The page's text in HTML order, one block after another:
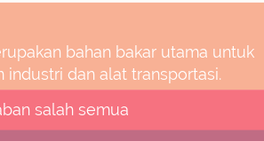
bahan bakar utama untuk
industri dan alat transportasi.
salah semua